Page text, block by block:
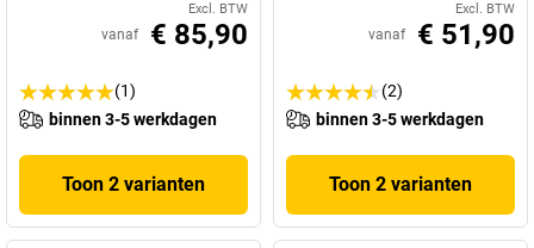
Excl. BTW
vanaf € 85,90
(1)
binnen 3-5 werkdagen
Toon 2 varianten
Excl. BTW
vanaf € 51,90
(2)
binnen 3-5 werkdagen
Toon 2 varianten